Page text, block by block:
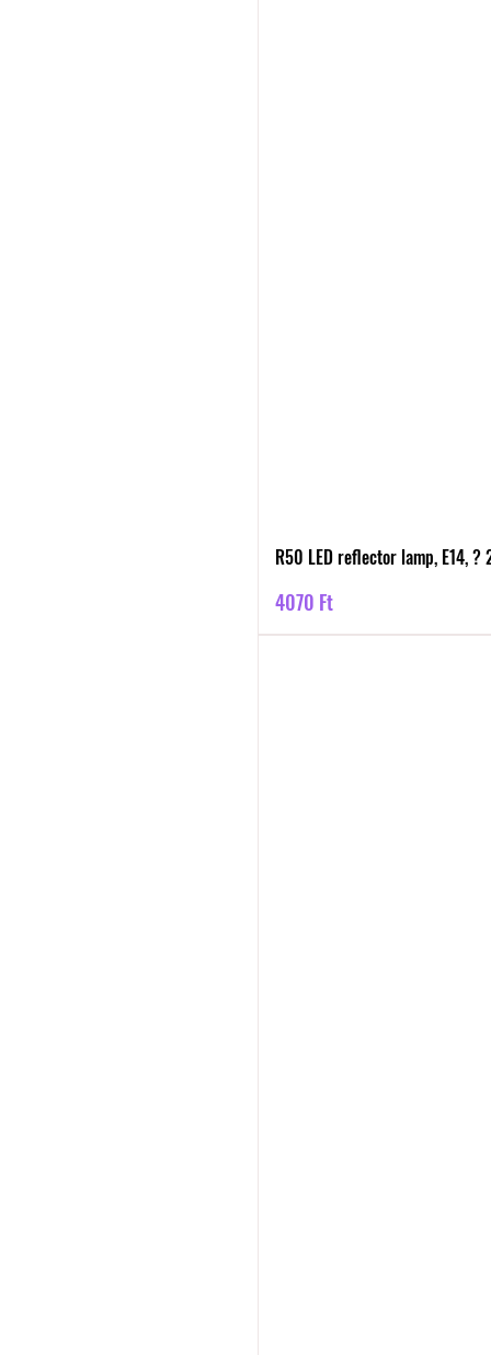
R50 LED reflector lamp, E14, ?
Ár
4070 Ft